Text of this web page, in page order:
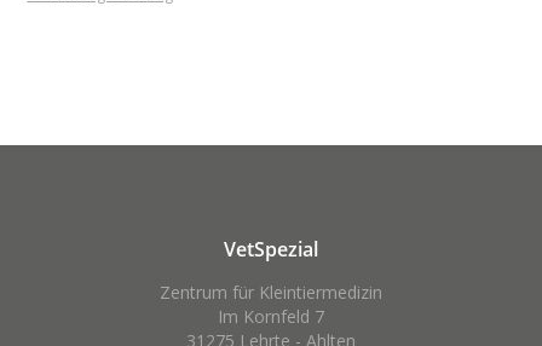
VetSpezial
Zentrum für Kleintiermedizin
Im Kornfeld 7
31275 Lehrte - Ahlten